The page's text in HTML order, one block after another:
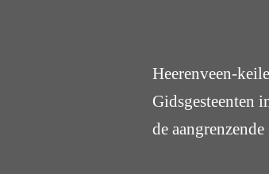
Heerenveen-
Gidsgesteenten
de